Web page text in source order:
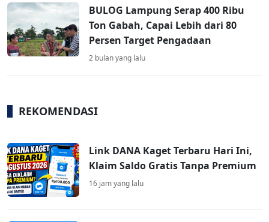
BULOG Lampung Serap 400 Ribu
Ton Gabah, Capai Lebih dari 80
Persen Target Pengadaan
2 bulan yang lalu
REKOMENDASI
Link DANA Kaget Terbaru Hari Ini,
Klaim Saldo Gratis Tanpa Premium
16 jam yang lalu